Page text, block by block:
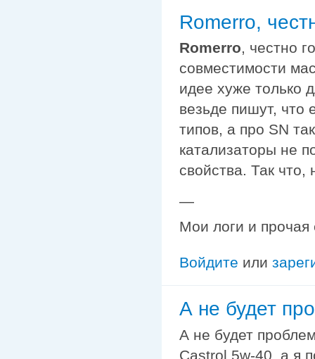
Romerro,
Romerro, честно
совместимости
идее хуже только
везьде пишут, что
типов, а про SN
катализаторы не
свойства. Так
—
Мои логи и
Войдите или
А не будет
А не будет
Castrol 5w-40, а я